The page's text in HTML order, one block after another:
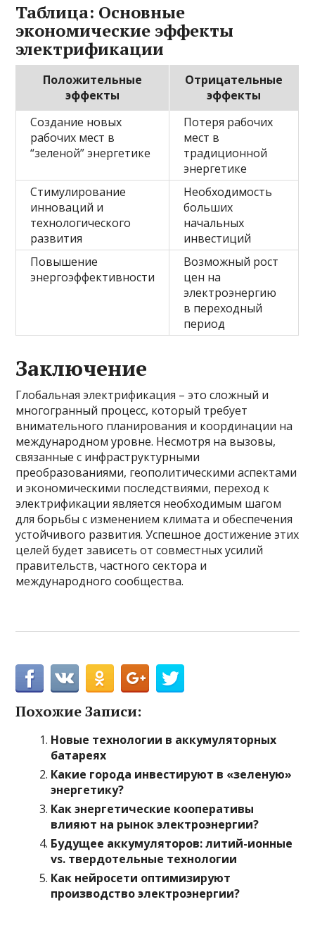
Таблица: Основные
экономические эффекты
электрификации
Положительные
эффекты
Отрицательные
эффекты
Создание новых
рабочих мест в
“зеленой” энергетике
Потеря рабочих
мест в
традиционной
энергетике
Стимулирование
инноваций и
технологического
развития
Необходимость
больших
начальных
инвестиций
Повышение
энергоэффективности
Возможный рост
цен на
электроэнергию
в переходный
период
Заключение
Глобальная электрификация – это сложный и
многогранный процесс, который требует
внимательного планирования и координации на
международном уровне. Несмотря на вызовы,
связанные с инфраструктурными
преобразованиями, геополитическими аспектами
и экономическими последствиями, переход к
электрификации является необходимым шагом
для борьбы с изменением климата и обеспечения
устойчивого развития. Успешное достижение этих
целей будет зависеть от совместных усилий
правительств, частного сектора и
международного сообщества.
Похожие Записи:
Новые технологии в аккумуляторных
батареях
Какие города инвестируют в «зеленую»
энергетику?
Как энергетические кооперативы
влияют на рынок электроэнергии?
Будущее аккумуляторов: литий-ионные
vs. твердотельные технологии
Как нейросети оптимизируют
производство электроэнергии?